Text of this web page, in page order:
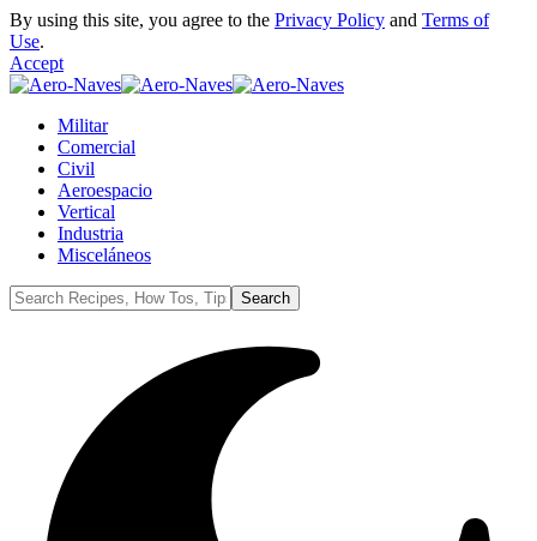
By using this site, you agree to the Privacy Policy and Terms of
Use.
Accept
Militar
Comercial
Civil
Aeroespacio
Vertical
Industria
Misceláneos